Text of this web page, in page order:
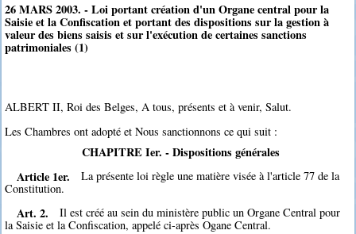
26 MARS 2003. - Loi portant création d'un Organe central pour la
Saisie et la Confiscation et portant des dispositions sur la gestion à
valeur des biens saisis et sur l'exécution de certaines sanctions
patrimoniales (1)
ALBERT II, Roi des Belges, A tous, présents et à venir, Salut.
Les Chambres ont adopté et Nous sanctionnons ce qui suit :
CHAPITRE Ier. - Dispositions générales
Article 1er.
La présente loi règle une matière visée à l'article 77 de la
Constitution.
Art. 2.
Il est créé au sein du ministère public un Organe Central pour
la Saisie et la Confiscation, appelé ci-après Ogane Central.